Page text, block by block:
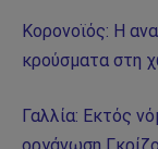
Κορονοϊός: Η
κρούσματα στη
Γαλλία: Εκτός